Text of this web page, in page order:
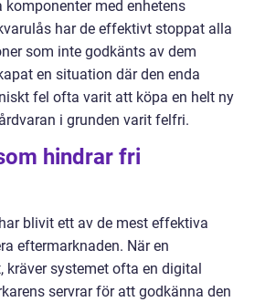
med enhetens
har de effektivt stoppat alla
som inte godkänts av dem
en situation där den enda
fel ofta varit att köpa en helt ny
i grunden varit felfri.
hindrar fri
blivit ett av de mest effektiva
eftermarknaden. När en
kräver systemet ofta en digital
servrar för att godkänna den